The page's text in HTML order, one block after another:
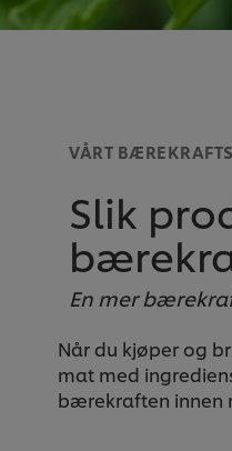
VÅRT
Slik
En mer
Når du kjøper og
mat med
bærekraften innen